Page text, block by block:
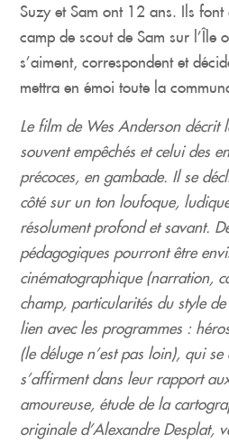
Suzy et Sam ont 12 ans. Ils
camp de scout de Sam sur l’Île
s’aiment, correspondent et
mettra en émoi toute la
Le film de Wes Anderson décrit
souvent empêchés et celui des
précoces, en gambade. Il se
côté sur un ton loufoque,
résolument profond et savant.
pédagogiques pourront être
cinématographique (narration,
champ, particularités du style
lien avec les programmes :
(le déluge n’est pas loin), qui se
s’affirment dans leur rapport
amoureuse, étude de la
originale d’Alexandre Desplat,